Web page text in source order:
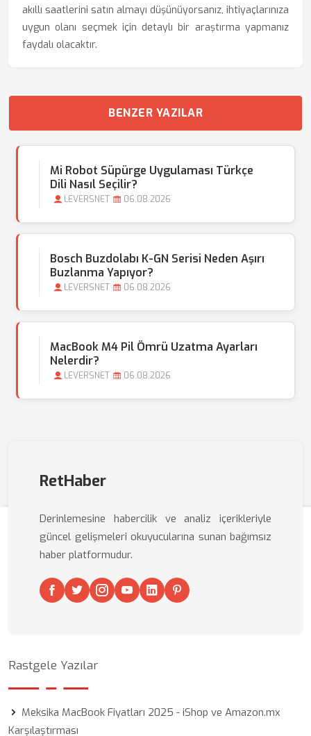
akıllı saatlerini satın almayı düşünüyorsanız, ihtiyaçlarınıza
uygun olanı seçmek için detaylı bir araştırma yapmanız
faydalı olacaktır.
BENZER YAZILAR
Mi Robot Süpürge Uygulaması Türkçe
Dili Nasıl Seçilir?
LEVERSNET 06.08.2026
Bosch Buzdolabı K-GN Serisi Neden Aşırı
Buzlanma Yapıyor?
LEVERSNET 06.08.2026
MacBook M4 Pil Ömrü Uzatma Ayarları
Nelerdir?
LEVERSNET 06.08.2026
RetHaber
Derinlemesine habercilik ve analiz içerikleriyle
güncel gelişmeleri okuyucularına sunan bağımsız
haber platformudur.
Rastgele Yazılar
Meksika MacBook Fiyatları 2025 - iShop ve Amazon.mx
Karşılaştırması